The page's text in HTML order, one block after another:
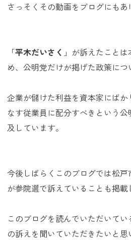
さっそくその動画をブログにもあ
「平木だいさく 」が訴えたこと
め、公明党だけが掲げた政策につ
企業が儲けた利益を資本家にば
なす従業員に配分すべきという
及しています。
今後しばらくこのブログでは松
が参院選で訴えていることも掲載
このブログを読んでいただいて
の訴えを聞いていただきたいと思